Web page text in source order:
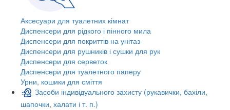
Аксесуари для туалетних кімнат
Диспенсери для рідкого і пінного мила
Диспенсери для покриттів на унітаз
Диспенсери для рушників і сушки для рук
Диспенсери для серветок
Диспенсери для туалетного паперу
Урни, кошики для сміття
Засоби індивідуального захисту (рукавички, бахіли,
шапочки, халати і т. п.)